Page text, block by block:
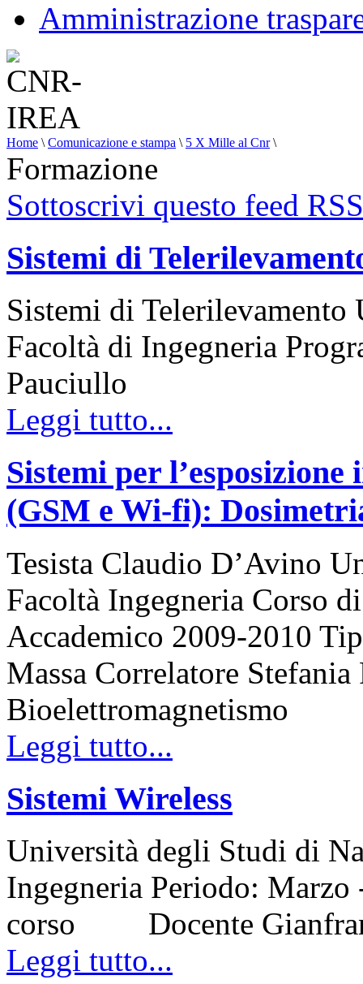
Amministrazione
Home \ Comunicazione e stampa \ 5 X Mille al Cnr \
Formazione
Sottoscrivi questo feed RSS
Sistemi di
Sistemi di
Facoltà di Ingegneria
Pauciullo
Leggi tutto...
Sistemi per
(GSM e Wi-fi):
Tesista Claudio D’Avino
Facoltà Ingegneria Corso
Accademico 2009-2010
Massa Correlatore
Bioelettromagnetismo
Leggi tutto...
Sistemi Wireless
Università degli Studi di
Ingegneria Periodo:
corso Docente
Leggi tutto...